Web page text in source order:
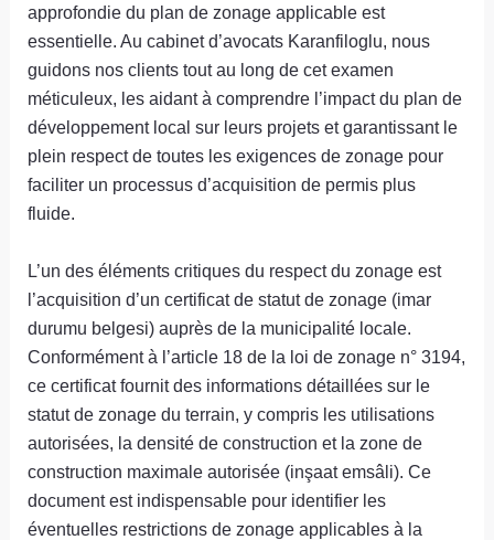
approfondie du plan de zonage applicable est
essentielle. Au cabinet d’avocats Karanfiloglu, nous
guidons nos clients tout au long de cet examen
méticuleux, les aidant à comprendre l’impact du plan de
développement local sur leurs projets et garantissant le
plein respect de toutes les exigences de zonage pour
faciliter un processus d’acquisition de permis plus
fluide.
L’un des éléments critiques du respect du zonage est
l’acquisition d’un certificat de statut de zonage (imar
durumu belgesi) auprès de la municipalité locale.
Conformément à l’article 18 de la loi de zonage n° 3194,
ce certificat fournit des informations détaillées sur le
statut de zonage du terrain, y compris les utilisations
autorisées, la densité de construction et la zone de
construction maximale autorisée (inşaat emsâli). Ce
document est indispensable pour identifier les
éventuelles restrictions de zonage applicables à la